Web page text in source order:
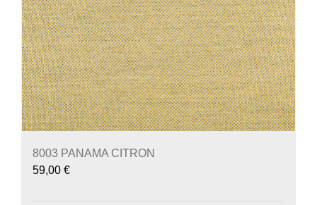
8003 PANAMA CITRON
59,00 €